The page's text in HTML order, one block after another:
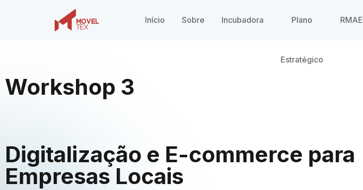
Início Sobre Incubadora Plano
Estratégico
RMAE
Workshop 3
Digitalização e E-commerce para
Empresas Locais